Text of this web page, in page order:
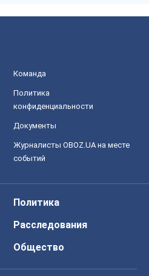
Команда
Политика
конфиденциальности
Документы
Журналисты OBOZ.UA на месте
событий
Политика
Расследования
Общество